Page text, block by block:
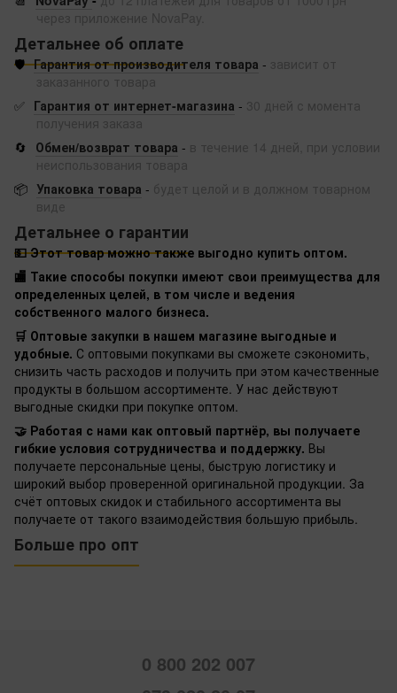
через приложение NovaPay.
Детальнее об оплате
🛡️ Гарантия от производителя товара - зависит от
заказанного товара
✅ Гарантия от интернет-магазина - 30 дней с момента
получения заказа
🔄
Обмен/возврат товара - в течение 14 дней, при условии
неиспользования товара
📦 Упаковка товара - будет целой и в должном товарном
виде
Детальнее о гарантии
💵 Этот товар можно также выгодно купить оптом.
🏬 Такие способы покупки имеют свои преимущества для
определенных целей, в том числе и ведения
собственного малого бизнеса.
🛒 Оптовые закупки в нашем магазине выгодные и
удобные. С оптовыми покупками вы сможете сэкономить,
снизить часть расходов и получить при этом качественные
продукты в большом ассортименте. У нас действуют
выгодные скидки при покупке оптом.
🤝 Работая с нами как оптовый партнёр, вы получаете
гибкие условия сотрудничества и поддержку. Вы
получаете персональные цены, быструю логистику и
широкий выбор проверенной оригинальной продукции. За
счёт оптовых скидок и стабильного ассортимента вы
получаете от такого взаимодействия большую прибыль.
Больше про опт
0 800 202 007